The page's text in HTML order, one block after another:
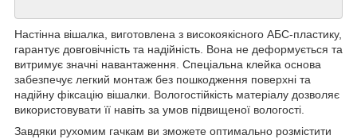
Настінна вішалка, виготовлена з високоякісного АБС-пластику,
гарантує довговічність та надійність. Вона не деформується та
витримує значні навантаження. Спеціальна клейка основа
забезпечує легкий монтаж без пошкодження поверхні та
надійну фіксацію вішалки. Вологостійкість матеріалу дозволяє
використовувати її навіть за умов підвищеної вологості.
Завдяки рухомим гачкам ви зможете оптимально розмістити